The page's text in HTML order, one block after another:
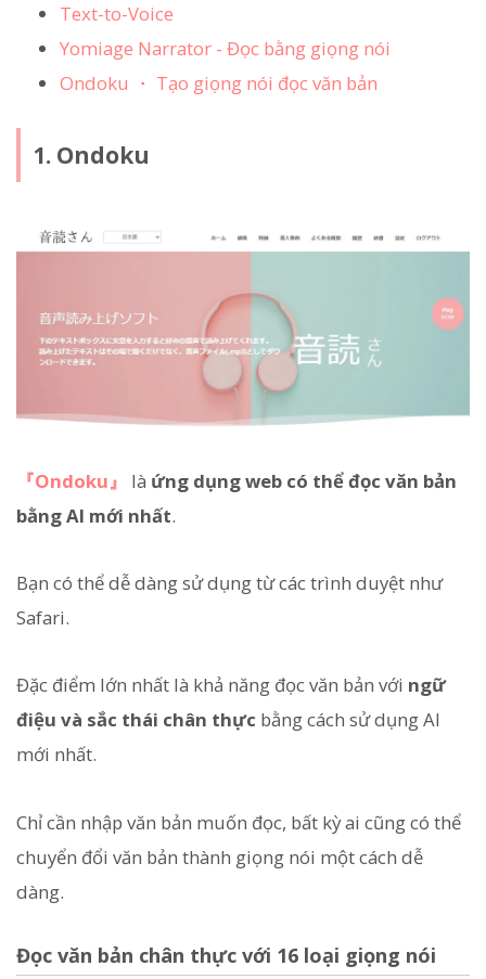
Text-to-Voice
Yomiage Narrator - Đọc bằng giọng nói
Ondoku ・ Tạo giọng nói đọc văn bản
1. Ondoku
『Ondoku』 là ứng dụng web có thể đọc văn bản
bằng AI mới nhất.
Bạn có thể dễ dàng sử dụng từ các trình duyệt như
Safari.
Đặc điểm lớn nhất là khả năng đọc văn bản với ngữ
điệu và sắc thái chân thực bằng cách sử dụng AI
mới nhất.
Chỉ cần nhập văn bản muốn đọc, bất kỳ ai cũng có thể
chuyển đổi văn bản thành giọng nói một cách dễ
dàng.
Đọc văn bản chân thực với 16 loại giọng nói